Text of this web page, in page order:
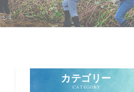
カテゴリー
CATEGORY